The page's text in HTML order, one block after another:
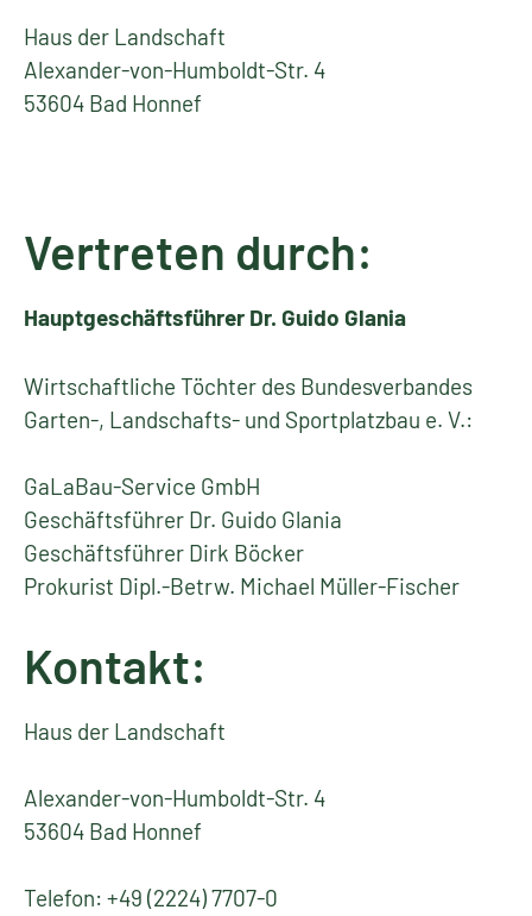
Haus der Landschaft
Alexander-von-Humboldt-Str. 4
53604 Bad Honnef
Vertreten durch:
Hauptgeschäftsführer Dr. Guido Glania
Wirtschaftliche Töchter des Bundesverbandes
Garten-, Landschafts- und Sportplatzbau e. V.:
GaLaBau-Service GmbH
Geschäftsführer Dr. Guido Glania
Geschäftsführer Dirk Böcker
Prokurist Dipl.-Betrw. Michael Müller-Fischer
Kontakt:
Haus der Landschaft
Alexander-von-Humboldt-Str. 4
53604 Bad Honnef
Telefon: +49 (2224) 7707-0